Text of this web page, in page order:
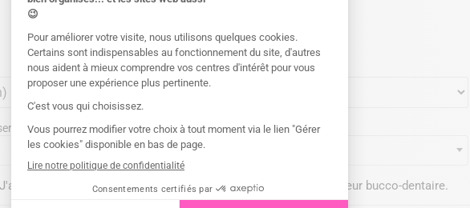
Merci de sélectionner le pays pour lalivraison.
elles livrées ?
vous confirmez être un professionnel de santé du secteur bucco-dentaire.